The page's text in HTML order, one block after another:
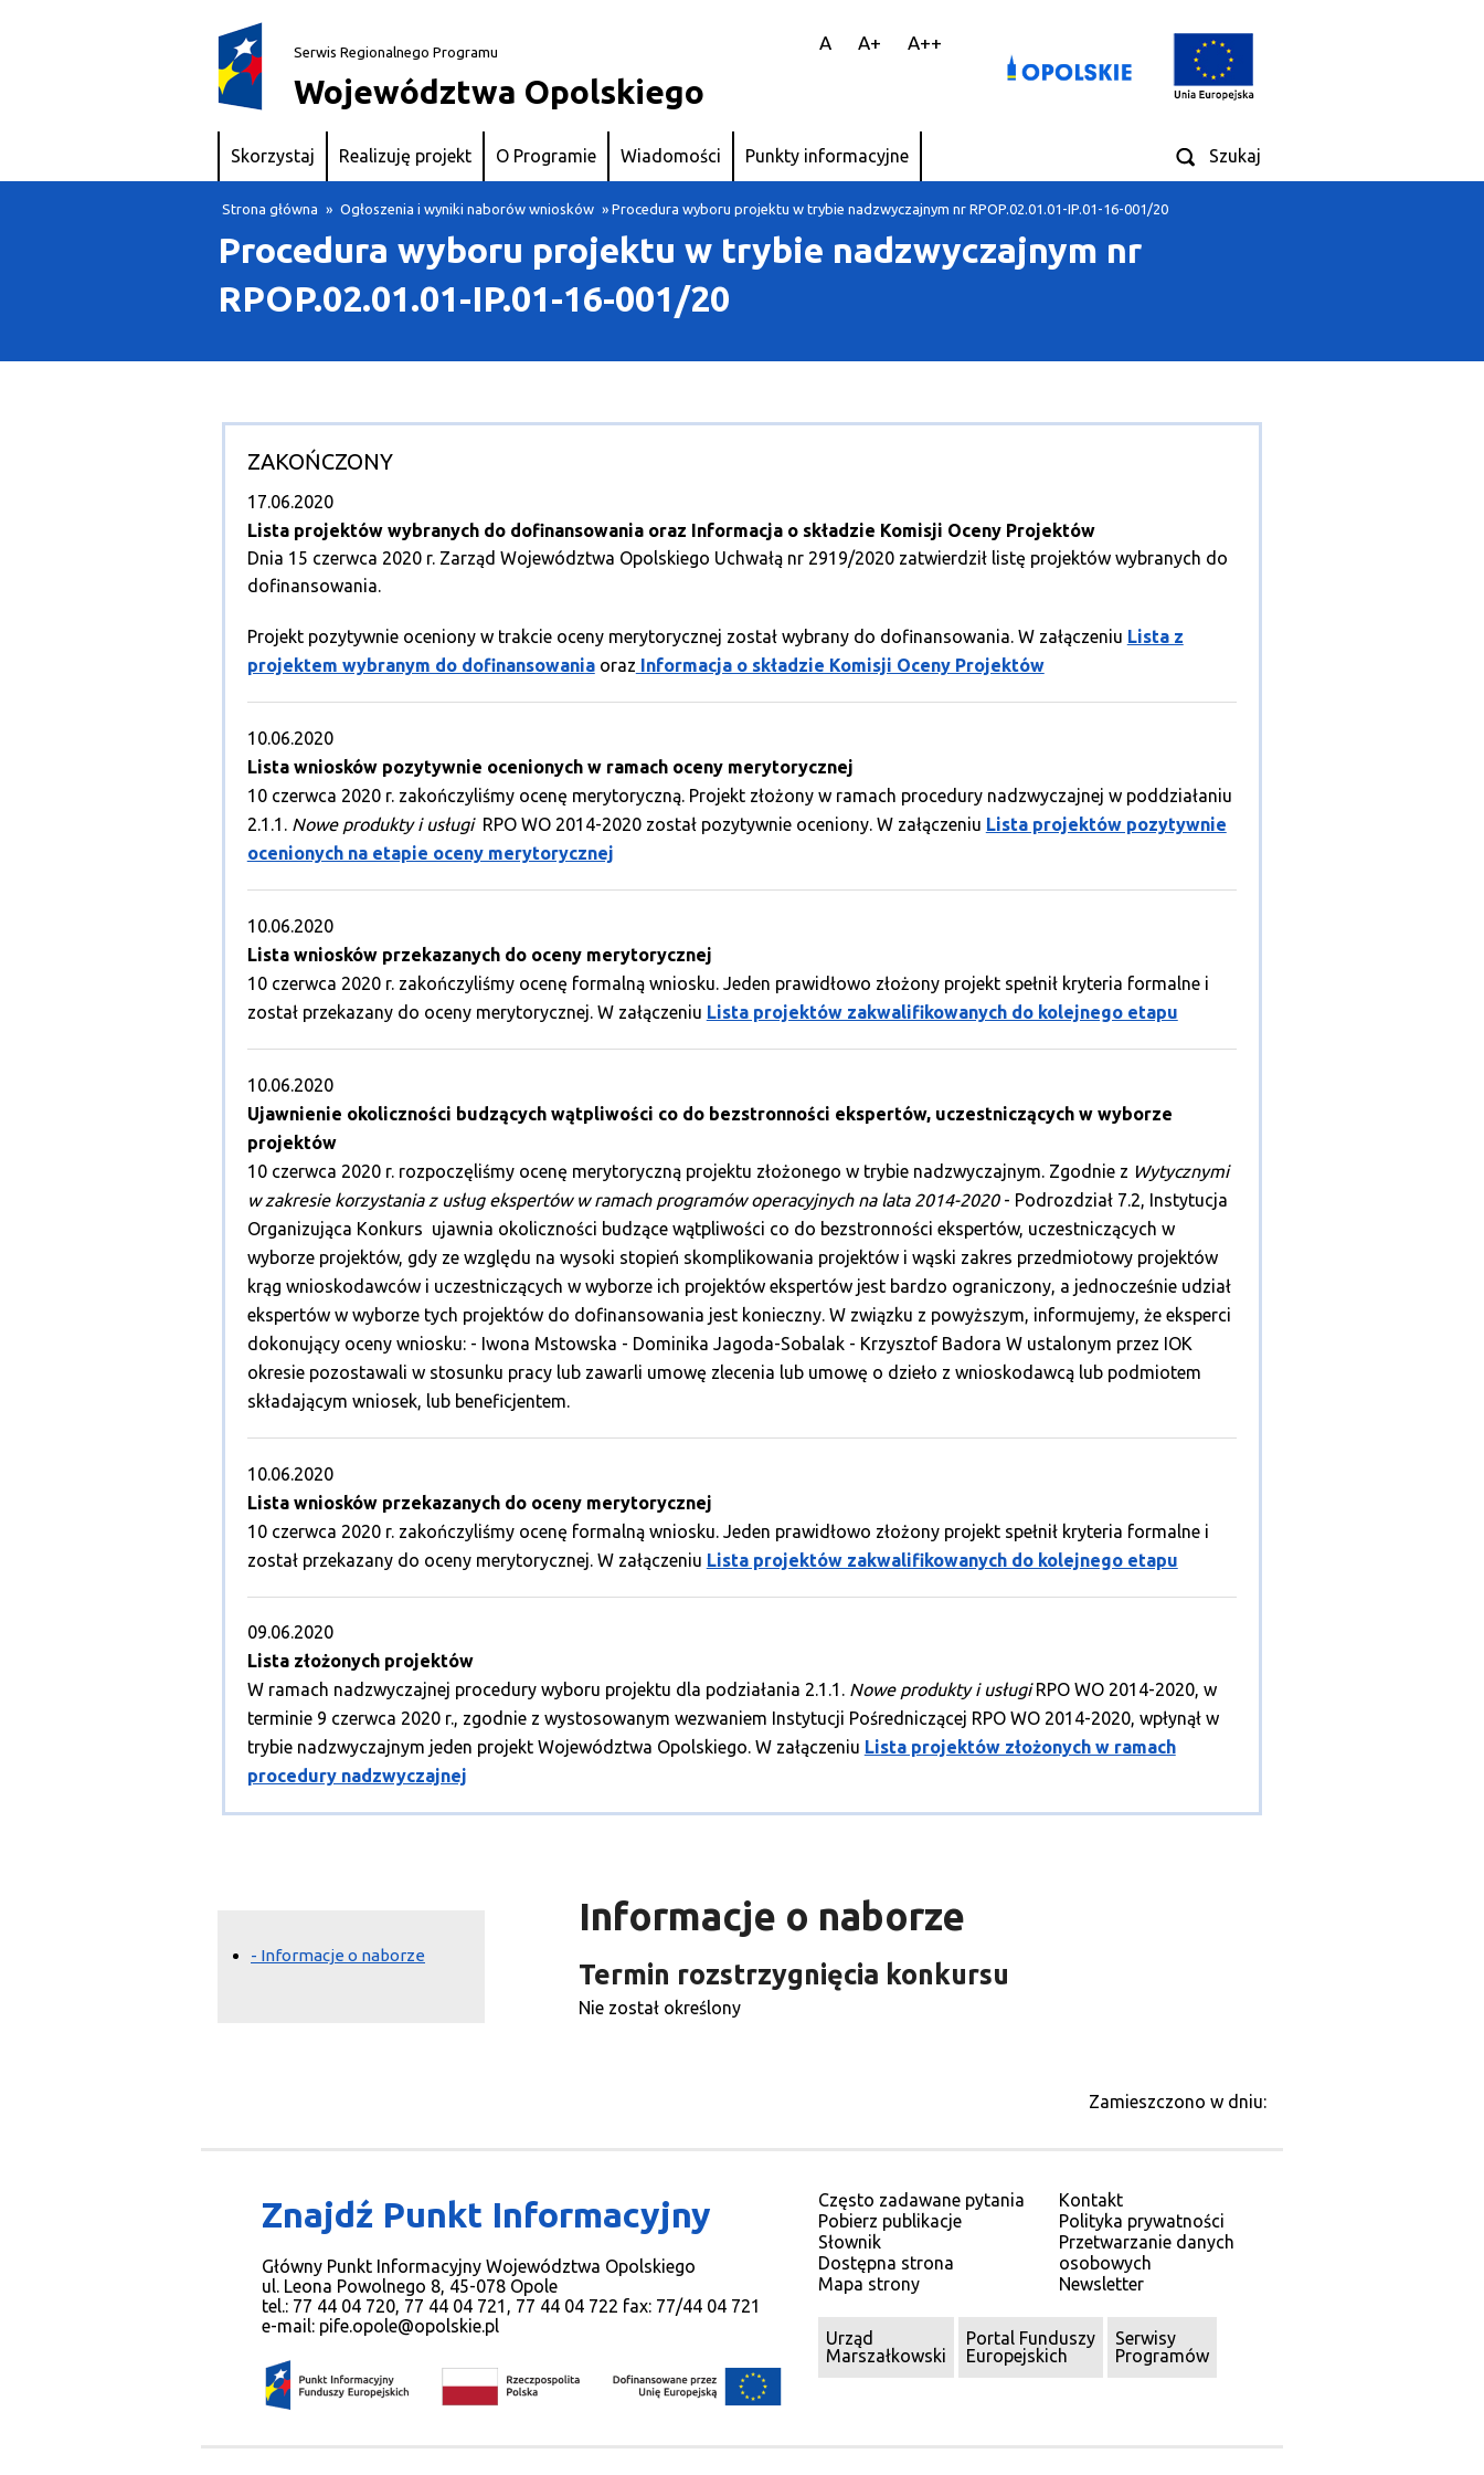
Serwis Regionalnego Programu
Województwa Opolskiego
A A+ A++
Skorzystaj Realizuję projekt O Programie Wiadomości Punkty informacyjne Szukaj
Strona główna » Ogłoszenia i wyniki naborów wniosków » Procedura wyboru projektu w trybie nadzwyczajnym nr RPOP.02.01.01-IP.01-16-001/20
Procedura wyboru projektu w trybie nadzwyczajnym nr
RPOP.02.01.01-IP.01-16-001/20
ZAKOŃCZONY
17.06.2020
Lista projektów wybranych do dofinansowania oraz Informacja o składzie Komisji Oceny Projektów
Dnia 15 czerwca 2020 r. Zarząd Województwa Opolskiego Uchwałą nr 2919/2020 zatwierdził listę projektów wybranych do
dofinansowania.
Projekt pozytywnie oceniony w trakcie oceny merytorycznej został wybrany do dofinansowania. W załączeniu Lista z
projektem wybranym do dofinansowaniaoraz Informacja o składzie Komisji Oceny Projektów
10.06.2020
Lista wniosków pozytywnie ocenionych w ramach oceny merytorycznej
10 czerwca 2020 r. zakończyliśmy ocenę merytoryczną. Projekt złożony w ramach procedury nadzwyczajnej w poddziałaniu
2.1.1. Nowe produkty i usługi RPO WO 2014-2020 został pozytywnie oceniony. W załączeniu Lista projektów pozytywnie
ocenionych na etapie oceny merytorycznej
10.06.2020
Lista wniosków przekazanych do oceny merytorycznej
10 czerwca 2020 r. zakończyliśmy ocenę formalną wniosku. Jeden prawidłowo złożony projekt spełnił kryteria formalne i
został przekazany do oceny merytorycznej. W załączeniu Lista projektów zakwalifikowanych do kolejnego etapu
10.06.2020
Ujawnienie okoliczności budzących wątpliwości co do bezstronności ekspertów, uczestniczących w wyborze
projektów
10 czerwca 2020 r. rozpoczęliśmy ocenę merytoryczną projektu złożonego w trybie nadzwyczajnym. Zgodnie z Wytycznymi
w zakresie korzystania z usług ekspertów w ramach programów operacyjnych na lata 2014-2020- Podrozdział 7.2, Instytucja
Organizująca Konkurs ujawnia okoliczności budzące wątpliwości co do bezstronności ekspertów, uczestniczących w
wyborze projektów, gdy ze względu na wysoki stopień skomplikowania projektów i wąski zakres przedmiotowy projektów
krąg wnioskodawców i uczestniczących w wyborze ich projektów ekspertów jest bardzo ograniczony, a jednocześnie udział
ekspertów w wyborze tych projektów do dofinansowania jest konieczny. W związku z powyższym, informujemy, że eksperci
dokonujący oceny wniosku: - Iwona Mstowska - Dominika Jagoda-Sobalak - Krzysztof Badora W ustalonym przez IOK
okresie pozostawali w stosunku pracy lub zawarli umowę zlecenia lub umowę o dzieło z wnioskodawcą lub podmiotem
składającym wniosek, lub beneficjentem.
10.06.2020
Lista wniosków przekazanych do oceny merytorycznej
10 czerwca 2020 r. zakończyliśmy ocenę formalną wniosku. Jeden prawidłowo złożony projekt spełnił kryteria formalne i
został przekazany do oceny merytorycznej. W załączeniu Lista projektów zakwalifikowanych do kolejnego etapu
09.06.2020
Lista złożonych projektów
W ramach nadzwyczajnej procedury wyboru projektu dla podziałania 2.1.1.Nowe produkty i usługiRPO WO 2014-2020, w
terminie 9 czerwca 2020 r., zgodnie z wystosowanym wezwaniem Instytucji Pośredniczącej RPO WO 2014-2020, wpłynął w
trybie nadzwyczajnym jeden projekt Województwa Opolskiego. W załączeniu Lista projektów złożonych w ramach
procedury nadzwyczajnej
- Informacje o naborze
Informacje o naborze
Termin rozstrzygnięcia konkursu
Nie został określony
Zamieszczono w dniu:
Znajdź Punkt Informacyjny
Główny Punkt Informacyjny Województwa Opolskiego
ul. Leona Powolnego 8, 45-078 Opole
tel.: 77 44 04 720, 77 44 04 721, 77 44 04 722 fax: 77/44 04 721
e-mail: pife.opole@opolskie.pl
Często zadawane pytania
Pobierz publikacje
Słownik
Dostępna strona
Mapa strony
Kontakt
Polityka prywatności
Przetwarzanie danych
osobowych
Newsletter
Urząd
Marszałkowski
Portal Funduszy
Europejskich
Serwisy
Programów